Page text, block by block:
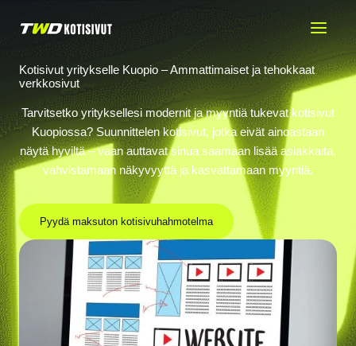
sisältöön
Kotisivut yritykselle Kuopio – Ammattimaiset ja tehokkaat
verkkosivut
Tarvitsetko yrityksellesi modernit ja myyntiä tukevat kotisivut
Kuopiossa? Suunnittelen kotisivut, jotka eivät ainoastaan
näytä hyviltä – vaan auttavat sinua saamaan lisää asiakkaita,
vahvistamaan näkyvyyttä ja kasvattamaan myyntiä.
Pyydä maksuton kotisivuhahmotelma